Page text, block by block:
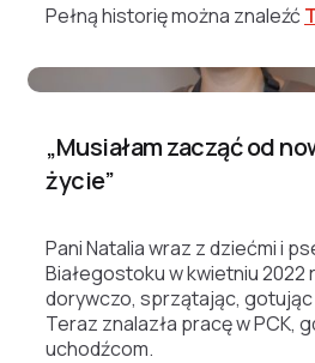
Pełną historię można znaleźć
Svitlana
„Musiałam zacząć od
życie”
Pani Natalia wraz z dziećmi i
Białegostoku w kwietniu 2022
dorywczo, sprzątając, gotując
Teraz znalazła pracę w PCK,
uchodźcom.